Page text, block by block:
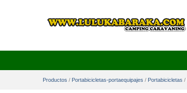
Productos / Portabicicletas-portaequipajes / Portabicicletas /